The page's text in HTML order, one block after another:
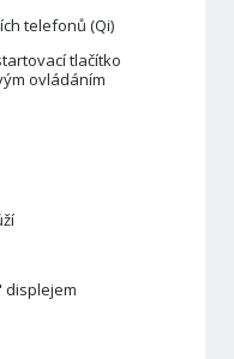
telefonů (Qi)
tlačítko
ovládáním
displejem